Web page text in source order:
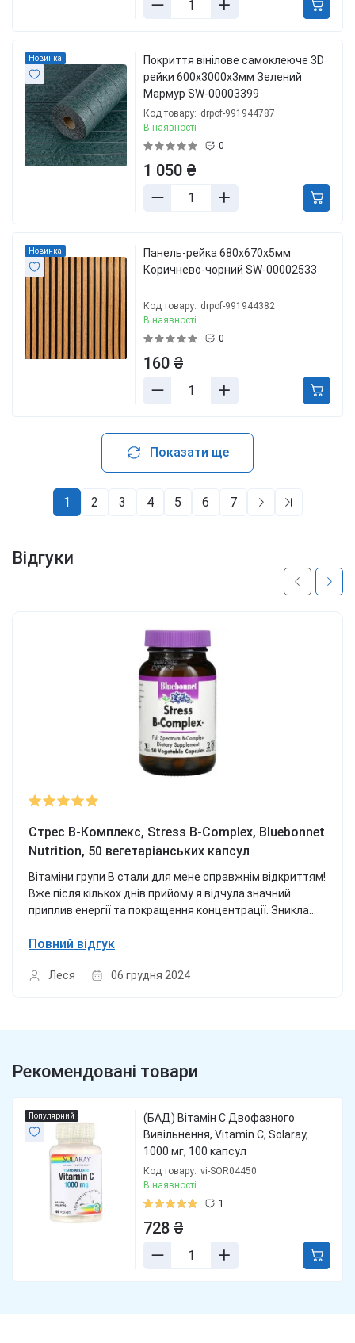
Новинка
Покриття вінілове самоклеюче 3D
рейки 600х3000х3мм Зелений
Мармур SW-00003399
Код товару: drpof-991944787
В наявності
0
1 050 ₴
Новинка
Панель-рейка 680х670х5мм
Коричнево-чорний SW-00002533
Код товару: drpof-991944382
В наявності
0
160 ₴
Показати ще
1 2 3 4 5 6 7
Відгуки
Стрес В-Комплекс, Stress B-Complex, Bluebonnet
Nutrition, 50 вегетаріанських капсул
Вітаміни групи B стали для мене справжнім відкриттям!
Вже після кількох днів прийому я відчула значний
приплив енергії та покращення концентрації. Зникла
спокійною. Шкіра виглядає свіжою, волосся стало
Повний відгук
Леся 06 грудня 2024
Рекомендовані товари
Популярний
(БАД) Вітамін С Двофазного
Вивільнення, Vitamin C, Solaray,
1000 мг, 100 капсул
Код товару: vi-SOR04450
В наявності
1
728 ₴